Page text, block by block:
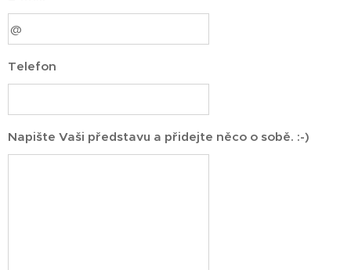
Telefon
Napište Vaši představu a přidejte něco o sobě. :-)